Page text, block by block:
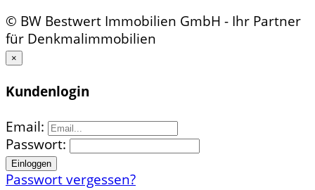
© BW Bestwert Immobilien GmbH - Ihr Partner
für Denkmalimmobilien
×
Kundenlogin
Email:
Passwort:
Passwort vergessen?